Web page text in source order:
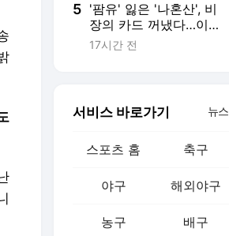
5 '팜유' 잃은 '나혼산', 비
장의 카드 꺼냈다…이름
부터 묵직 [★해시태그]
17시간 전
서비스 바로가기 뉴스
스포츠 홈 축구
야구 해외야구
농구 배구